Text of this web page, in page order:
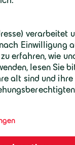
an
(erstes
das eine
zu üben. Die
Kanal- und
konnte im
erstreckt sich